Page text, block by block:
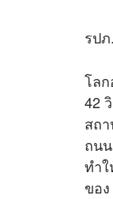
รป
โล
42
สถ
ถน
ทำ
ขอ